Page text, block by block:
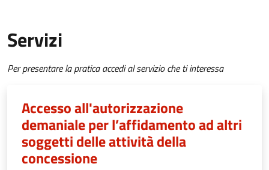
Servizi
Per presentare la pratica accedi al servizio che ti interessa
Accesso all'autorizzazione
demaniale per l’affidamento ad altri
soggetti delle attività della
concessione